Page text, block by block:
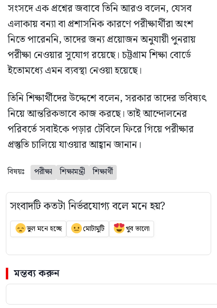
সংসদে এক প্রশ্নের জবাবে তিনি আরও বলেন, যেসব
এলাকায় বন্যা বা প্রশাসনিক কারণে পরীক্ষার্থীরা অংশ
নিতে পারেননি, তাদের জন্য প্রয়োজন অনুযায়ী পুনরায়
পরীক্ষা নেওয়ার সুযোগ রয়েছে। চট্টগ্রাম শিক্ষা বোর্ডে
ইতোমধ্যে এমন ব্যবস্থা নেওয়া হয়েছে।
তিনি শিক্ষার্থীদের উদ্দেশে বলেন, সরকার তাদের ভবিষ্যৎ
নিয়ে আন্তরিকভাবে কাজ করছে। তাই আন্দোলনের
পরিবর্তে সবাইকে পড়ার টেবিলে ফিরে গিয়ে পরীক্ষার
প্রস্তুতি চালিয়ে যাওয়ার আহ্বান জানান।
বিষয়ঃ পরীক্ষা শিক্ষামন্ত্রী শিক্ষার্থী
সংবাদটি কতটা নির্ভরযোগ্য বলে মনে হয়?
ভুল মনে হচ্ছে মোটামুটি খুব ভালো
মন্তব্য করুন